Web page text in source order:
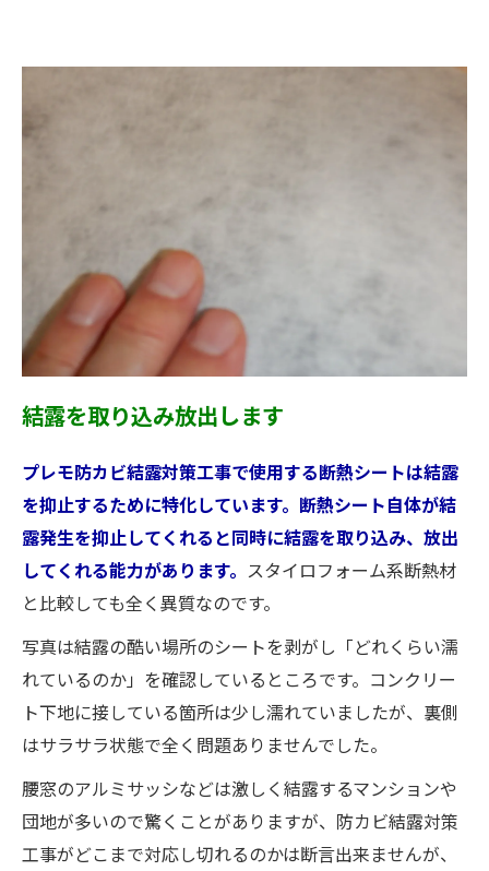
結露を取り込み放出します
プレモ防カビ結露対策工事で使用する断熱シートは結露
を抑止するために特化しています。断熱シート自体が結
露発生を抑止してくれると同時に結露を取り込み、放出
してくれる能力があります。 スタイロフォーム系断熱材
と比較しても全く異質なのです。
写真は結露の酷い場所のシートを剥がし「どれくらい濡
れているのか」を確認しているところです。コンクリー
ト下地に接している箇所は少し濡れていましたが、裏側
はサラサラ状態で全く問題ありませんでした。
腰窓のアルミサッシなどは激しく結露するマンションや
団地が多いので驚くことがありますが、防カビ結露対策
工事がどこまで対応し切れるのかは断言出来ませんが、